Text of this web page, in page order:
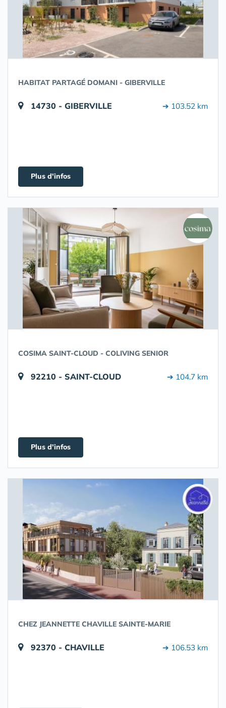
HABITAT PARTAGÉ DOMANI - GIBERVILLE
14730 - GIBERVILLE ➔ 103.52 km
Plus d'infos
COSIMA SAINT-CLOUD - COLIVING SENIOR
92210 - SAINT-CLOUD ➔ 104.7 km
Plus d'infos
CHEZ JEANNETTE CHAVILLE SAINTE-MARIE
92370 - CHAVILLE ➔ 106.53 km